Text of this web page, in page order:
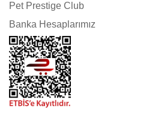
Pet Prestige Club
Banka Hesaplarımız